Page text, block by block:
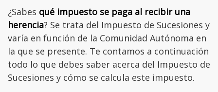
¿Sabes qué impuesto se paga al recibir una
herencia? Se trata del Impuesto de Sucesiones y
varía en función de la Comunidad Autónoma en
la que se presente. Te contamos a continuación
todo lo que debes saber acerca del Impuesto de
Sucesiones y cómo se calcula este impuesto.